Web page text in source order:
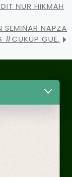
NUR HIKMAH
SEMINAR NAPZA
#CUKUP GUE.